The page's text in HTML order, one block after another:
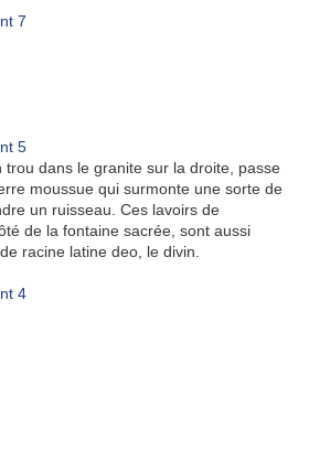
trou dans le granite sur la droite, passe
moussue qui surmonte une sorte de
un ruisseau. Ces lavoirs de
de la fontaine sacrée, sont aussi
racine latine deo, le divin.